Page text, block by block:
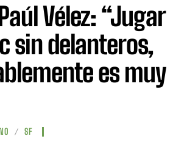
Vélez: “Jugar
sin delanteros,
es muy
SF